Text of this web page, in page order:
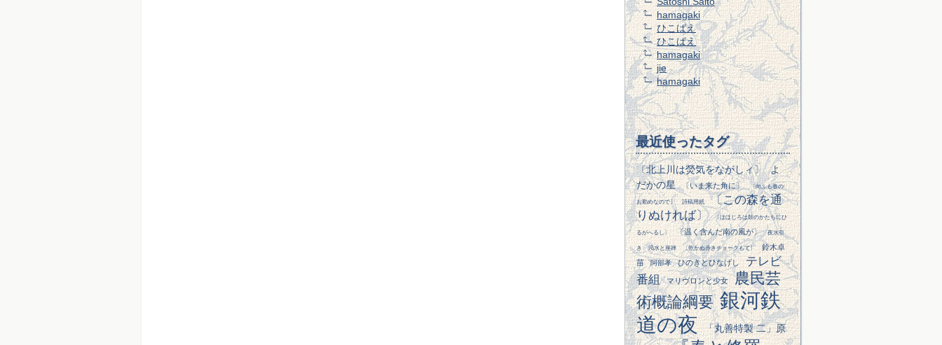
hamagaki
ひこばえ
ひこばえ
hamagaki
jie
hamagaki
最近使ったタグ
〔北上川は熒気をながしィ〕 よ
だかの星
〔いま来た角に〕 〔向ふも春の
お勤めなので〕 詩稿用紙
〔この森を通
りぬければ〕
〔ほほじろは鼓のかたちにひ
るがへるし〕 〔温く含んだ南の風が〕 夜水引
き 渇水と座禅 〔乾かぬ赤きチョークもて〕
鈴木卓
苗
阿部孝 ひのきとひなげし
テレビ
番組
マリヴロンと少女
農民芸
術概論綱要 銀河鉄
道の夜
「丸善特製 二」原